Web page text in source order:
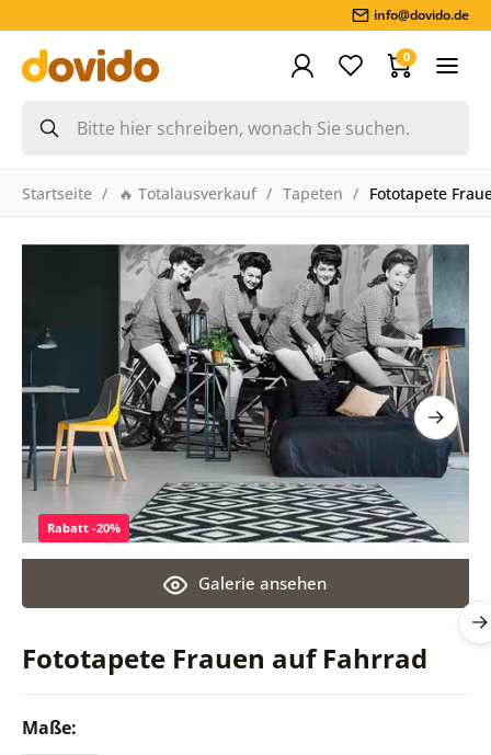
info@dovido.de
0
Startseite 🔥 Totalausverkauf Tapeten Fototapete
Fototapete Frauen auf Fahrrad
Galerie ansehen
Rabatt -20%
Maße: